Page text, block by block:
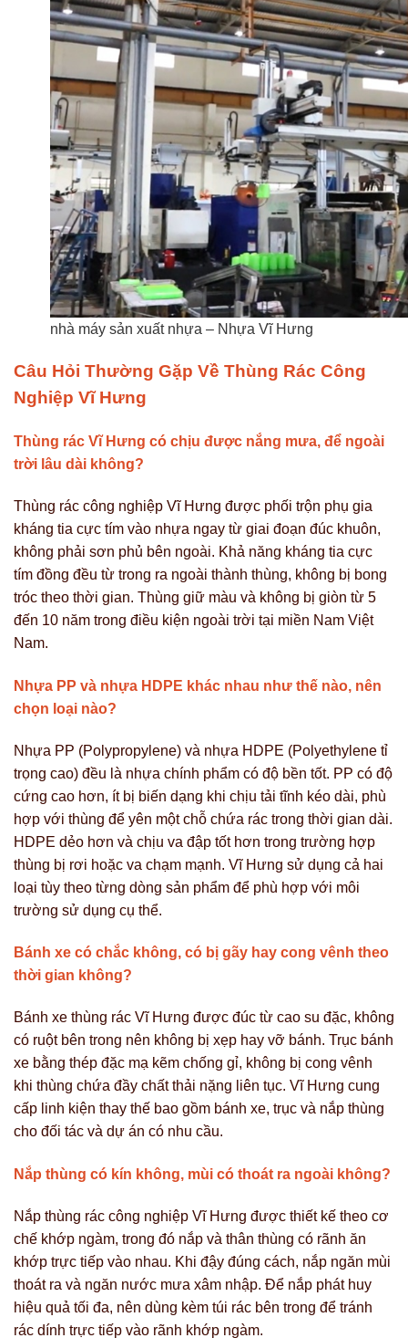
nhà máy sản xuất nhựa – Nhựa Vĩ Hưng
Câu Hỏi Thường Gặp Về Thùng Rác Công
Nghiệp Vĩ Hưng
Thùng rác Vĩ Hưng có chịu được nắng mưa, để ngoài
trời lâu dài không?
Thùng rác công nghiệp Vĩ Hưng được phối trộn phụ gia
kháng tia cực tím vào nhựa ngay từ giai đoạn đúc khuôn,
không phải sơn phủ bên ngoài. Khả năng kháng tia cực
tím đồng đều từ trong ra ngoài thành thùng, không bị bong
tróc theo thời gian. Thùng giữ màu và không bị giòn từ 5
đến 10 năm trong điều kiện ngoài trời tại miền Nam Việt
Nam.
Nhựa PP và nhựa HDPE khác nhau như thế nào, nên
chọn loại nào?
Nhựa PP (Polypropylene) và nhựa HDPE (Polyethylene tỉ
trọng cao) đều là nhựa chính phẩm có độ bền tốt. PP có độ
cứng cao hơn, ít bị biến dạng khi chịu tải tĩnh kéo dài, phù
hợp với thùng để yên một chỗ chứa rác trong thời gian dài.
HDPE dẻo hơn và chịu va đập tốt hơn trong trường hợp
thùng bị rơi hoặc va chạm mạnh. Vĩ Hưng sử dụng cả hai
loại tùy theo từng dòng sản phẩm để phù hợp với môi
trường sử dụng cụ thể.
Bánh xe có chắc không, có bị gãy hay cong vênh theo
thời gian không?
Bánh xe thùng rác Vĩ Hưng được đúc từ cao su đặc, không
có ruột bên trong nên không bị xẹp hay vỡ bánh. Trục bánh
xe bằng thép đặc mạ kẽm chống gỉ, không bị cong vênh
khi thùng chứa đầy chất thải nặng liên tục. Vĩ Hưng cung
cấp linh kiện thay thế bao gồm bánh xe, trục và nắp thùng
cho đối tác và dự án có nhu cầu.
Nắp thùng có kín không, mùi có thoát ra ngoài không?
Nắp thùng rác công nghiệp Vĩ Hưng được thiết kế theo cơ
chế khớp ngàm, trong đó nắp và thân thùng có rãnh ăn
khớp trực tiếp vào nhau. Khi đậy đúng cách, nắp ngăn mùi
thoát ra và ngăn nước mưa xâm nhập. Để nắp phát huy
hiệu quả tối đa, nên dùng kèm túi rác bên trong để tránh
rác dính trực tiếp vào rãnh khớp ngàm.